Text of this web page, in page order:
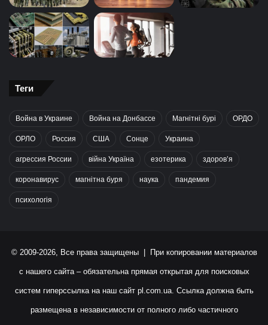
Теги
Война в Украине Война на Донбассе Магнітні бурі ОРДО
ОРЛО Россия США Сонце Украина
агрессия России війна Україна езотерика здоров’я
коронавирус магнітна буря наука пандемия
психологія
© 2009-2026, Все права защищены | При копировании материалов
с нашего сайта – обязательна прямая открытая для поисковых
систем гиперссылка на наш сайт pl.com.ua. Ссылка должна быть
размещена в независимости от полного либо частичного